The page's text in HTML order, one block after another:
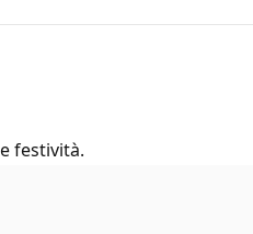
festività.